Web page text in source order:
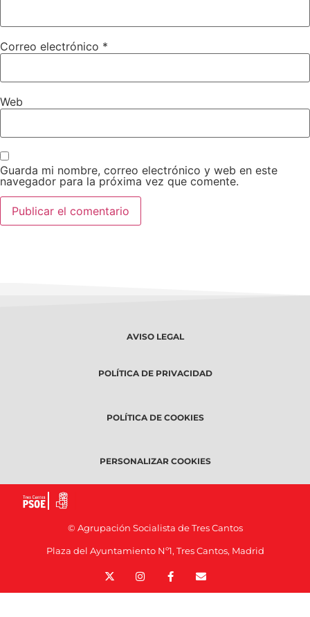
Correo electrónico *
Web
Guarda mi nombre, correo electrónico y web en este
navegador para la próxima vez que comente.
AVISO LEGAL
POLÍTICA DE PRIVACIDAD
POLÍTICA DE COOKIES
PERSONALIZAR COOKIES
© Agrupación Socialista de Tres Cantos
Plaza del Ayuntamiento Nº1, Tres Cantos, Madrid